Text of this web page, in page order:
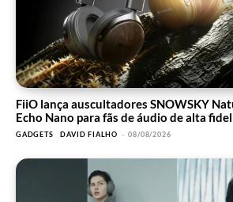
FiiO lança auscultadores SNOWSKY
Echo Nano para fãs de áudio de alta
GADGETS DAVID FIALHO - 08/08/2026